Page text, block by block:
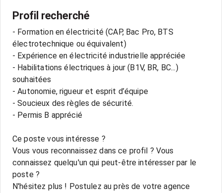
Profil recherché
- Formation en électricité (CAP, Bac Pro, BTS
électrotechnique ou équivalent)
- Expérience en électricité industrielle appréciée
- Habilitations électriques à jour (B1V, BR, BC...)
souhaitées
- Autonomie, rigueur et esprit d’équipe
- Soucieux des règles de sécurité.
- Permis B apprécié
Ce poste vous intéresse ?
Vous vous reconnaissez dans ce profil ? Vous
connaissez quelqu'un qui peut-être intéresser par le
poste ?
N'hésitez plus ! Postulez au près de votre agence